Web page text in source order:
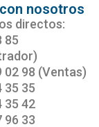
nosotros
directos:
85
02 98 (Ventas)
35 35
35 42
96 33